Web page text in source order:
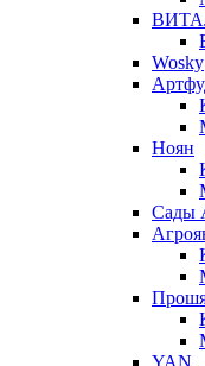
Wosky
Ноян
Сады
YAN